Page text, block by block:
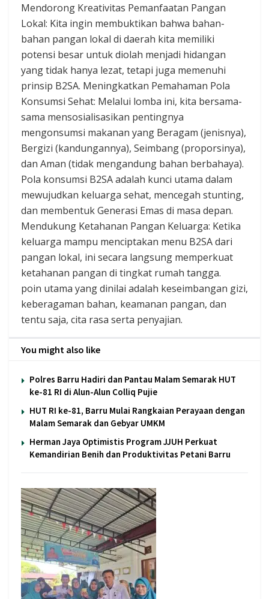
​Mendorong Kreativitas Pemanfaatan Pangan
Lokal: Kita ingin membuktikan bahwa bahan-
bahan pangan lokal di daerah kita memiliki
potensi besar untuk diolah menjadi hidangan
yang tidak hanya lezat, tetapi juga memenuhi
prinsip B2SA. Meningkatkan Pemahaman Pola
Konsumsi Sehat: Melalui lomba ini, kita bersama-
sama mensosialisasikan pentingnya
mengonsumsi makanan yang Beragam (jenisnya),
Bergizi (kandungannya), Seimbang (proporsinya),
dan Aman (tidak mengandung bahan berbahaya).
Pola konsumsi B2SA adalah kunci utama dalam
mewujudkan keluarga sehat, mencegah stunting,
dan membentuk Generasi Emas di masa depan.
​Mendukung Ketahanan Pangan Keluarga: Ketika
keluarga mampu menciptakan menu B2SA dari
pangan lokal, ini secara langsung memperkuat
ketahanan pangan di tingkat rumah tangga.
​poin utama yang dinilai adalah keseimbangan gizi,
keberagaman bahan, keamanan pangan, dan
tentu saja, cita rasa serta penyajian.
You might also like
Polres Barru Hadiri dan Pantau Malam Semarak HUT
ke-81 RI di Alun-Alun Colliq Pujie
HUT RI ke-81, Barru Mulai Rangkaian Perayaan dengan
Malam Semarak dan Gebyar UMKM
Herman Jaya Optimistis Program JJUH Perkuat
Kemandirian Benih dan Produktivitas Petani Barru